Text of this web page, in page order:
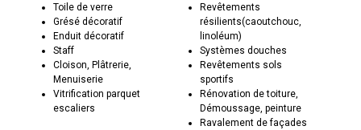
Toile de verre
Grésé décoratif
Enduit décoratif
Staff
Cloison, Plâtrerie,
Menuiserie
Vitrification parquet
escaliers
Revêtements
résilients(caoutchouc,
linoléum)
Systèmes douches
Revêtements sols
sportifs
Rénovation de toiture,
Démoussage, peinture
Ravalement de façades